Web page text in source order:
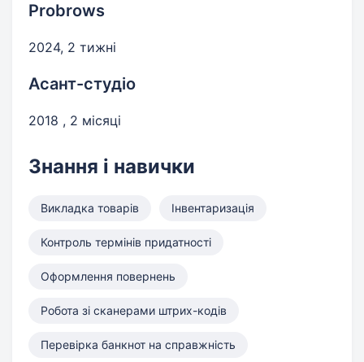
Probrows
2024, 2 тижні
Асант-студіо
2018 , 2 місяці
Знання і навички
Викладка товарів Інвентаризація
Контроль термінів придатності
Оформлення повернень
Робота зі сканерами штрих-кодів
Перевірка банкнот на справжність